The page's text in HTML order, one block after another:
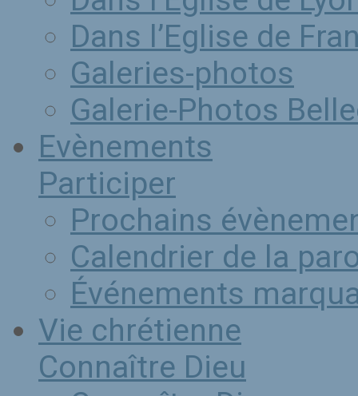
Dans l’Eglise de
Galeries-photos
Galerie-Photos
Evènements
Participer
Prochains
Calendrier de la
Événements
Vie chrétienne
Connaître Dieu